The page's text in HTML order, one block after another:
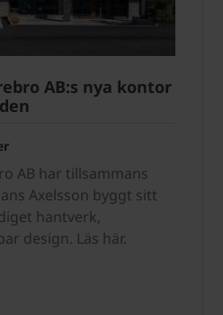
AB:s nya kontor
AB har tillsammans
Axelsson byggt sitt
hantverk,
design. Läs här.